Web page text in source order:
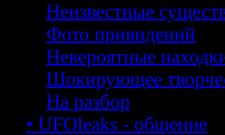
Неизвестные
Фото привидений
Невероятные
Шокирующее
На разбор
• UFOleaks - общение